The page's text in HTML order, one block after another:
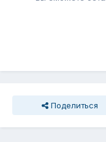
Поделиться